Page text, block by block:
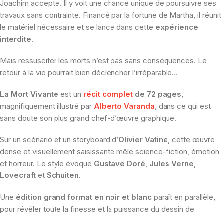
Joachim accepte. Il y voit une chance unique de poursuivre ses
travaux sans contrainte. Financé par la fortune de Martha, il réunit
le matériel nécessaire et se lance dans cette expérience
interdite.
Mais ressusciter les morts n’est pas sans conséquences. Le
retour à la vie pourrait bien déclencher l’irréparable…
La Mort Vivante est un récit complet de 72 pages,
magnifiquement illustré par Alberto Varanda, dans ce qui est
sans doute son plus grand chef-d’œuvre graphique.
Sur un scénario et un storyboard d’Olivier Vatine, cette œuvre
dense et visuellement saisissante mêle science-fiction, émotion
et horreur. Le style évoque Gustave Doré, Jules Verne,
Lovecraft et Schuiten.
Une édition grand format en noir et blanc paraît en parallèle,
pour révéler toute la finesse et la puissance du dessin de